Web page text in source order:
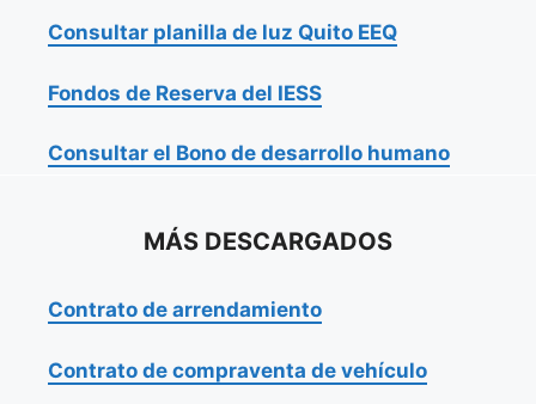
Consultar planilla de luz Quito EEQ
Fondos de Reserva del IESS
Consultar el Bono de desarrollo humano
MÁS DESCARGADOS
Contrato de arrendamiento
Contrato de compraventa de vehículo